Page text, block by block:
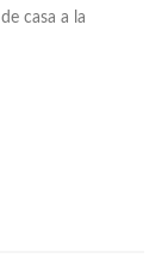
casa a la